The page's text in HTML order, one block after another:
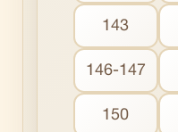
143
146-147
150